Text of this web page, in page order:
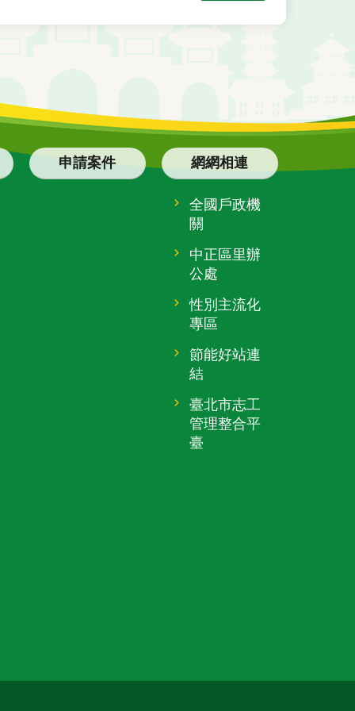
申請案件 網網相連
全國戶政機
關
中正區里辦
公處
性別主流化
專區
節能好站連
結
臺北市志工
管理整合平
臺